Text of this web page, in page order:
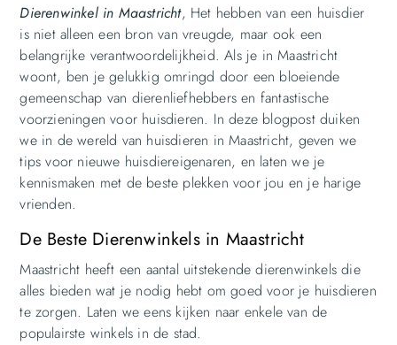
Dierenwinkel in Maastricht, Het hebben van een huisdier
is niet alleen een bron van vreugde, maar ook een
belangrijke verantwoordelijkheid. Als je in Maastricht
woont, ben je gelukkig omringd door een bloeiende
gemeenschap van dierenliefhebbers en fantastische
voorzieningen voor huisdieren. In deze blogpost duiken
we in de wereld van huisdieren in Maastricht, geven we
tips voor nieuwe huisdiereigenaren, en laten we je
kennismaken met de beste plekken voor jou en je harige
vrienden.
De Beste Dierenwinkels in Maastricht
Maastricht heeft een aantal uitstekende dierenwinkels die
alles bieden wat je nodig hebt om goed voor je huisdieren
te zorgen. Laten we eens kijken naar enkele van de
populairste winkels in de stad.